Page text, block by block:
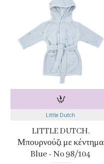
Little Dutch
LITTLE DUTCH.
Μπουρνούζι με κέντημα
Blue - No 98/104